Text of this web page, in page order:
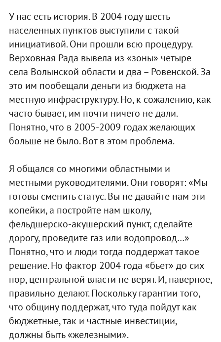
У нас есть история. В 2004 году шесть
населенных пунктов выступили с такой
инициативой. Они прошли всю процедуру.
Верховная Рада вывела из «зоны» четыре
села Волынской области и два – Ровенской. За
это им пообещали деньги из бюджета на
местную инфраструктуру. Но, к сожалению, как
часто бывает, им почти ничего не дали.
Понятно, что в 2005-2009 годах желающих
больше не было. Вот в этом проблема.
Я общался со многими областными и
местными руководителями. Они говорят: «Мы
готовы сменить статус. Вы не давайте нам эти
копейки, а постройте нам школу,
фельдшерско-акушерский пункт, сделайте
дорогу, проведите газ или водопровод…»
Понятно, что и люди тогда поддержат такое
решение. Но фактор 2004 года «бьет» до сих
пор, центральной власти не верят. И, наверное,
правильно делают. Поскольку гарантии того,
что общину поддержат, что туда пойдут как
бюджетные, так и частные инвестиции,
должны быть «железными».